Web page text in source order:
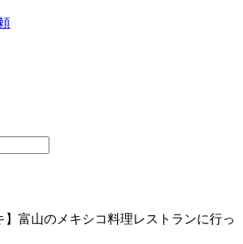
】富山のメキシコ料理レストランに行っ